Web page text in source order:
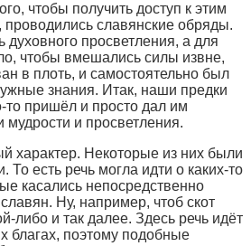
чтобы получить доступ к этим
славянские обряды.
просветления, а для
чтобы вмешались силы извне,
в плоть, и самостоятельно был
знания. Итак, наши предки
то пришёл и просто дал им
мудрости и просветления.
характер. Некоторые из них были
есть речь могла идти о каких-то
касались непосредственно
Ну, например, чтоб скот
либо и так далее. Здесь речь идёт
благах, поэтому подобные